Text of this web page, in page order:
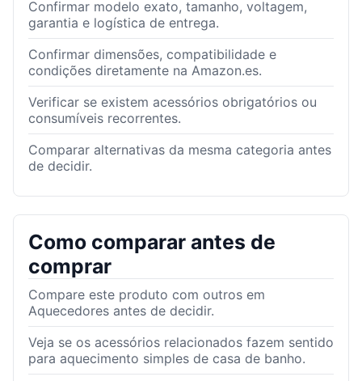
Confirmar modelo exato, tamanho, voltagem,
garantia e logística de entrega.
Confirmar dimensões, compatibilidade e
condições diretamente na Amazon.es.
Verificar se existem acessórios obrigatórios ou
consumíveis recorrentes.
Comparar alternativas da mesma categoria antes
de decidir.
Como comparar antes de
comprar
Compare este produto com outros em
Aquecedores antes de decidir.
Veja se os acessórios relacionados fazem sentido
para aquecimento simples de casa de banho.